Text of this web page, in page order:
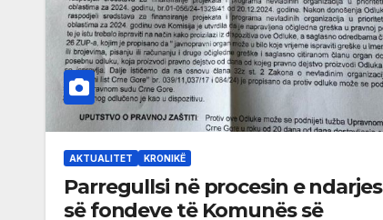
AKTUALITET KRONIKË
Parregullsi në procesin e ndarjes
së fondeve të Komunës së